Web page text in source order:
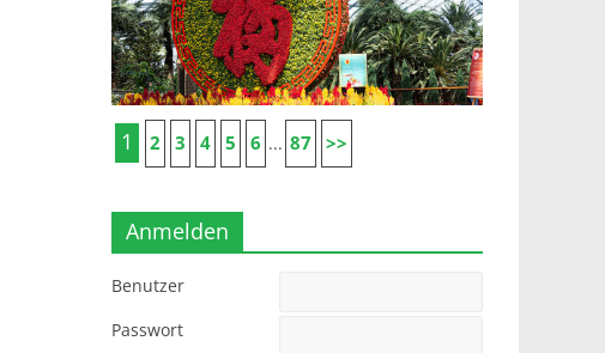
1 2 3 4 5 6 ... 87 >>
Anmelden
Benutzer
Passwort